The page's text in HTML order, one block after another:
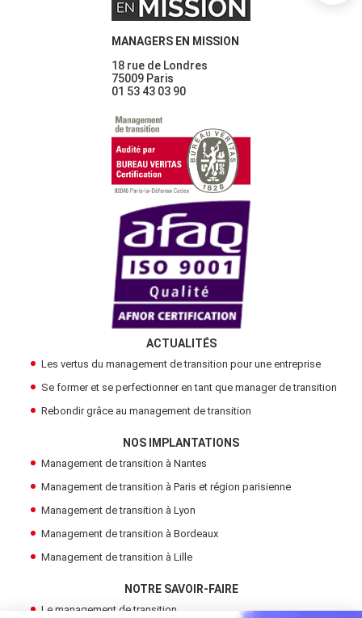
MANAGERS EN MISSION
18 rue de Londres
75009 Paris
01 53 43 03 90
ACTUALITÉS
Les vertus du management de transition pour une entreprise
Se former et se perfectionner en tant que manager de transition
Rebondir grâce au management de transition
NOS IMPLANTATIONS
Management de transition à Nantes
Management de transition à Paris et région parisienne
Management de transition à Lyon
Management de transition à Bordeaux
Management de transition à Lille
NOTRE SAVOIR-FAIRE
Le management de transition